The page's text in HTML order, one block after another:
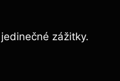
zážitky.